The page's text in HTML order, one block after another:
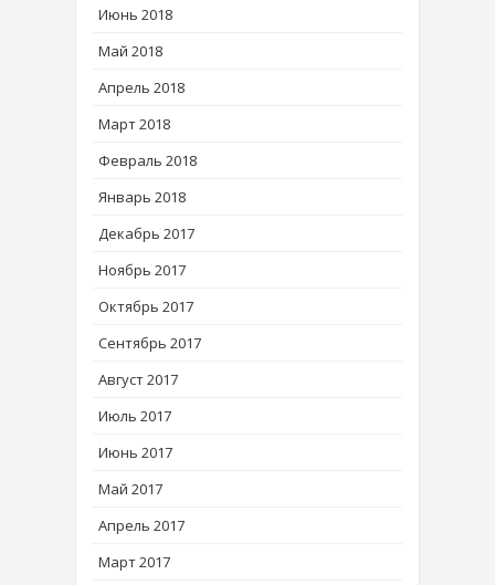
Июнь 2018
Май 2018
Апрель 2018
Март 2018
Февраль 2018
Январь 2018
Декабрь 2017
Ноябрь 2017
Октябрь 2017
Сентябрь 2017
Август 2017
Июль 2017
Июнь 2017
Май 2017
Апрель 2017
Март 2017